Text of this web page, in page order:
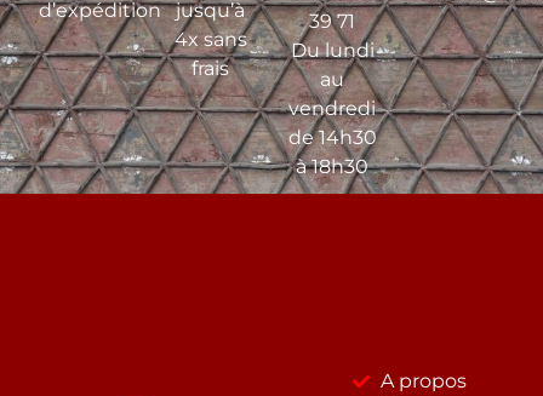
d’expédition
jusqu’à
4x sans
frais
39 71
Du lundi
au
vendredi
de 14h30
à 18h30
A propos